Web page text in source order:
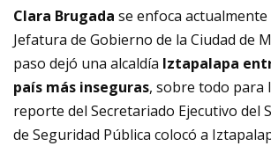
Clara Brugada se enfoca actualmente
Jefatura de Gobierno de la Ciudad de
paso dejó una alcaldía Iztapalapa
país más inseguras, sobre todo para
reporte del Secretariado Ejecutivo del
de Seguridad Pública colocó a